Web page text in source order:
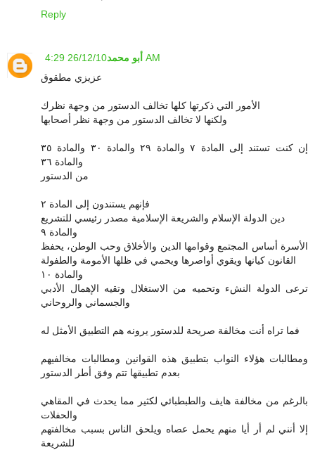
Reply
أبو محمد 26/12/10 4:29 AM
عزيزي مطقوق
الأمور التي ذكرتها كلها تخالف الدستور من وجهة نظرك
ولكنها لا تخالف الدستور من وجهة نظر أصحابها
إن كنت تستند إلى المادة ٧ والمادة ٢٩ والمادة ٣٠ والمادة ٣٥
من الدستور
فإنهم يستندون إلى المادة ٢
دين الدولة الإسلام والشريعة الإسلامية مصدر رئيسي للتشريع
والمادة ٩
الأسرة أساس المجتمع وقوامها الدين والأخلاق وحب الوطن، يحفظ
القانون كيانها ويقوي أواصرها ويحمي في ظلها الأمومة والطفولة
والمادة ١٠
ترعى الدولة النشء وتحميه من الاستغلال وتقيه الإهمال الأدبي
والجسماني والروحاني
فما تراه أنت مخالفة صريحة للدستور يرونه هم التطبيق الأمثل له
ومطالبات هؤلاء النواب بتطبيق هذه القوانين ومطالبات مخالفيهم
بعدم تطبيقها تتم وفق أطر الدستور
بالرغم من مخالفة هايف والطبطبائي لكثير مما يحدث في المقاهي
والحفلات
إلا أنني لم أر أيا منهم يحمل عصاه ويلحق الناس بسبب مخالفتهم
للشريعة